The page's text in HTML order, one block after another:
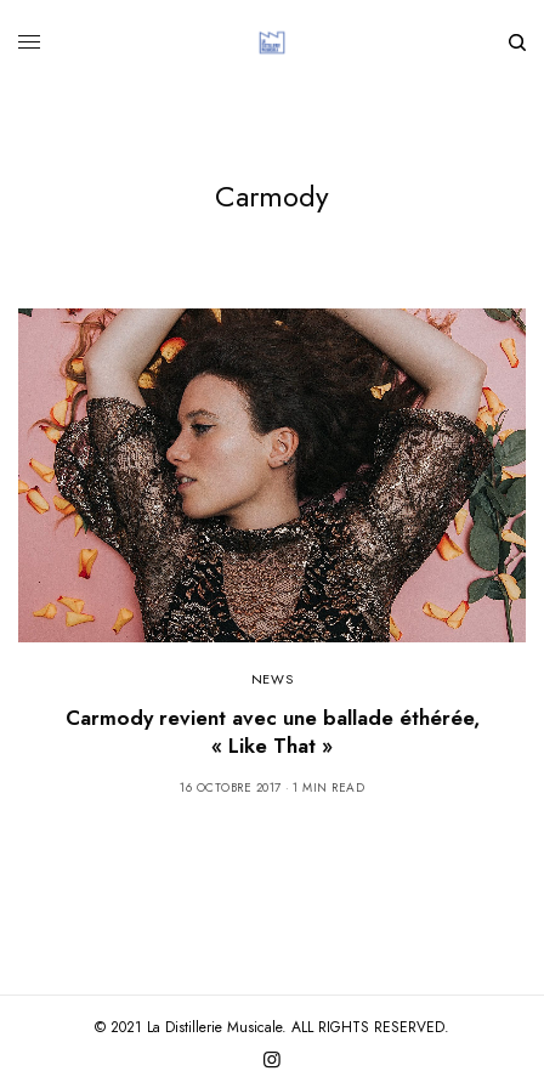
Carmody
NEWS
Carmody revient avec une ballade éthérée,
« Like That »
16 OCTOBRE 2017 1 MIN READ
© 2021 La Distillerie Musicale. ALL RIGHTS RESERVED.